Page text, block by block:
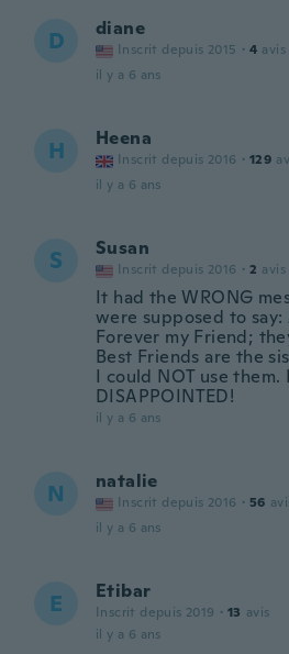
D diane
Inscrit depuis 2015 · 4 avis
il y a 6 ans
H Heena
Inscrit depuis 2016 · 129
il y a 6 ans
S Susan
Inscrit depuis 2016 · 2 avis
It had the WRONG
were supposed to say:
Forever my Friend;
Best Friends are the
I could NOT use them.
DISAPPOINTED!
il y a 6 ans
N natalie
Inscrit depuis 2016 · 56
il y a 6 ans
E Etibar
Inscrit depuis 2019 · 13 avis
il y a 6 ans